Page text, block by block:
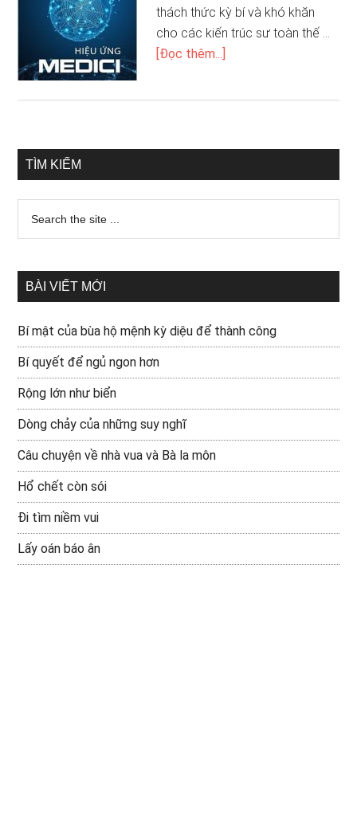
thách thức kỳ bí và khó khăn
cho các kiến trúc sư toàn thế …
[Đọc thêm...]
TÌM KIẾM
BÀI VIẾT MỚI
Bí mật của bùa hộ mệnh kỳ diệu để thành công
Bí quyết để ngủ ngon hơn
Rộng lớn như biển
Dòng chảy của những suy nghĩ
Câu chuyện về nhà vua và Bà la môn
Hổ chết còn sói
Đi tìm niềm vui
Lấy oán báo ân